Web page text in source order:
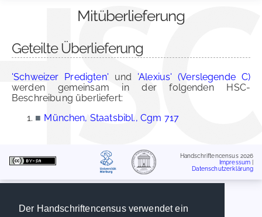
Der Handschriftencensus verwendet ein
Mitüberlieferung
Geteilte Überlieferung
'Schweizer Predigten' und 'Alexius' (Verslegende C)
werden gemeinsam in der folgenden HSC-
Beschreibung überliefert:
■ München, Staatsbibl., Cgm 717
Handschriftencensus 2026
Impressum
Datenschutzerklärung